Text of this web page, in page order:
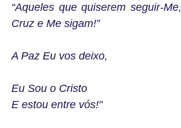
“Aqueles que quiserem seguir-
Cruz e Me sigam!”
A Paz Eu vos deixo,
Eu Sou o Cristo
E estou entre vós!"